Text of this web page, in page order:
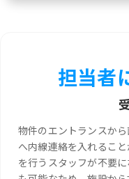
担当者
物件のエントランスか
へ内線連絡を入れるこ
を行うスタッフが不要